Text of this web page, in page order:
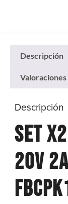
Descripción
Valoraciones
Descripción
Set
20V